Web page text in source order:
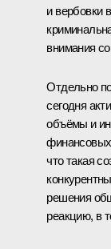
и вербовки
внимания
Отдельно
сегодня
объёмы и
что такая
решения
реакцию, в